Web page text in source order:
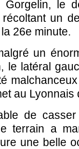
le
un
26e minute.
un
le latéral
au Lyonnais
de
terrain a
une belle